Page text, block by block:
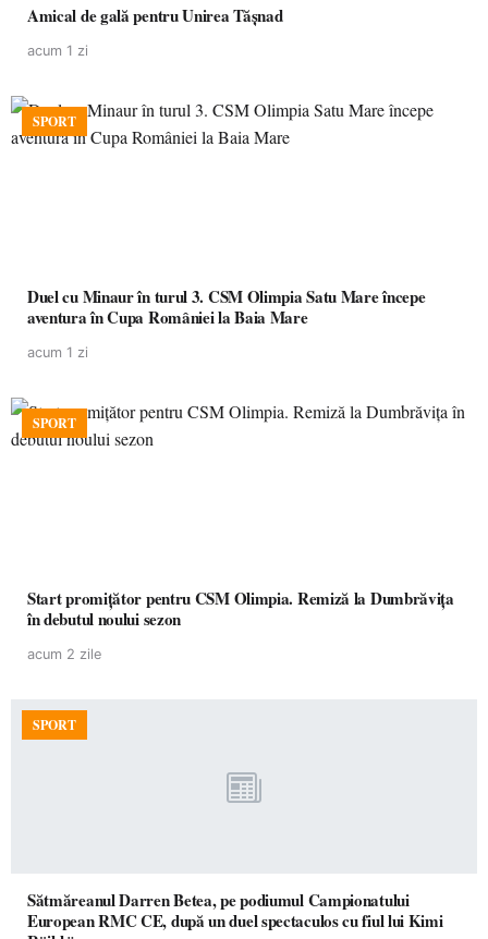
Amical de gală pentru Unirea Tășnad
acum 1 zi
SPORT
Duel cu Minaur în turul 3. CSM Olimpia Satu Mare începe
aventura în Cupa României la Baia Mare
acum 1 zi
SPORT
Start promițător pentru CSM Olimpia. Remiză la Dumbrăvița
în debutul noului sezon
acum 2 zile
SPORT
Sătmăreanul Darren Betea, pe podiumul Campionatului
European RMC CE, după un duel spectaculos cu fiul lui Kimi